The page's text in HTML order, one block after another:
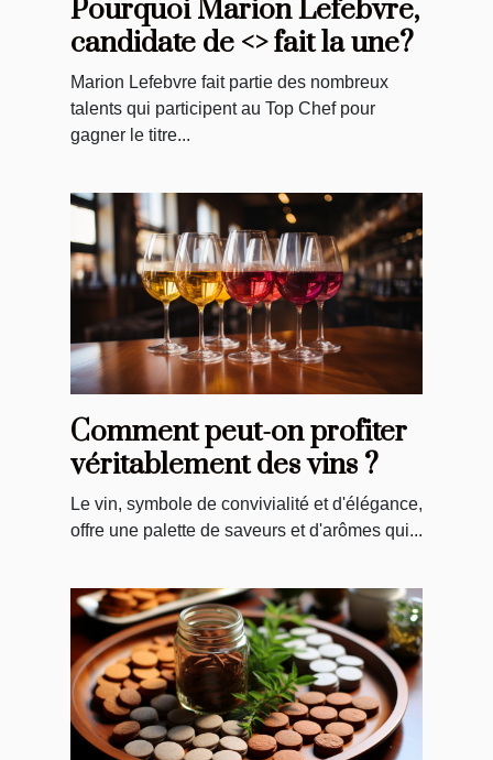
Pourquoi Marion Lefebvre,
candidate de <> fait la une?
Marion Lefebvre fait partie des nombreux
talents qui participent au Top Chef pour
gagner le titre...
Comment peut-on profiter
véritablement des vins ?
Le vin, symbole de convivialité et d'élégance,
offre une palette de saveurs et d'arômes qui...